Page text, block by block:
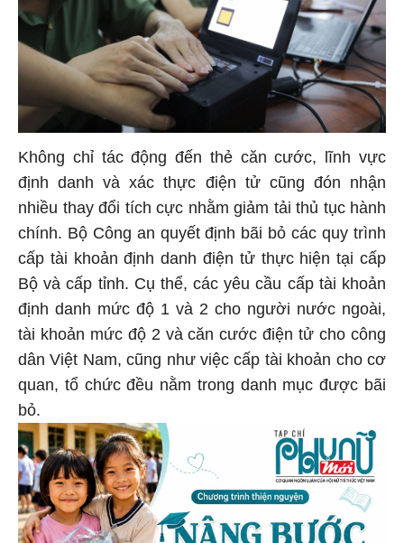
Không chỉ tác động đến thẻ căn cước, lĩnh vực
định danh và xác thực điện tử cũng đón nhận
nhiều thay đổi tích cực nhằm giảm tải thủ tục hành
chính. Bộ Công an quyết định bãi bỏ các quy trình
cấp tài khoản định danh điện tử thực hiện tại cấp
Bộ và cấp tỉnh. Cụ thể, các yêu cầu cấp tài khoản
định danh mức độ 1 và 2 cho người nước ngoài,
tài khoản mức độ 2 và căn cước điện tử cho công
dân Việt Nam, cũng như việc cấp tài khoản cho cơ
quan, tổ chức đều nằm trong danh mục được bãi
bỏ.